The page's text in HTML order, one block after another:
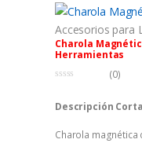
Accesorios para
Charola
Herramientas
u
a
(0)
Descripción
Charola magnética